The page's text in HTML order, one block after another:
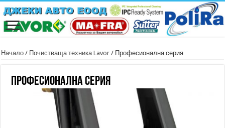
Начало / Почистваща техника Lavor / Професионална серия
Професионална серия